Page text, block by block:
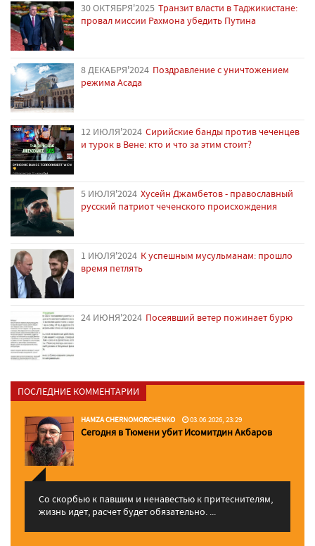
30 ОКТЯБРЯ'2025 Транзит власти в Таджикистане:
провал миссии Рахмона убедить Путина
8 ДЕКАБРЯ'2024 Поздравление с уничтожением
режима Асада
12 ИЮЛЯ'2024 Сирийские банды против чеченцев
и турок в Вене: кто и что за этим стоит?
5 ИЮЛЯ'2024 Хусейн Джамбетов - православный
русский патриот чеченского происхождения
1 ИЮЛЯ'2024 К успешным мусульманам: прошло
время петлять
24 ИЮНЯ'2024 Посеявший ветер пожинает бурю
ПОСЛЕДНИЕ КОММЕНТАРИИ
HAMZA CHERNOMORCHENKO 03.06.2026, 23:29
Сегодня в Тюмени убит Исомитдин Акбаров
Со скорбью к павшим и ненавестью к притеснителям,
жизнь идет, расчет будет обязательно. ...